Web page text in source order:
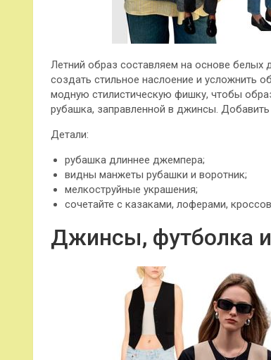
Летний образ составляем на основе
создать стильное наслоение и усложнить
модную стилистическую фишку, чтобы
рубашка, заправленной в джинсы.
Детали:
рубашка длиннее джемпера;
видны манжеты рубашки и воротник;
мелкоструйные украшения;
сочетайте с казаками, лоферами,
Джинсы, футболка